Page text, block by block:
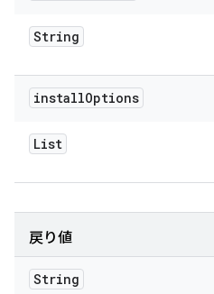
String
installOptions
List
戻り値
String